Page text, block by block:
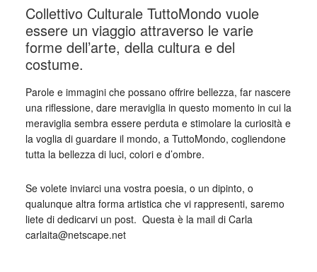
Collettivo Culturale TuttoMondo vuole
essere un viaggio attraverso le varie
forme dell’arte, della cultura e del
costume.
Parole e immagini che possano offrire bellezza, far nascere
una riflessione, dare meraviglia in questo momento in cui la
meraviglia sembra essere perduta e stimolare la curiosità e
la voglia di guardare il mondo, a TuttoMondo, cogliendone
tutta la bellezza di luci, colori e d’ombre.
Se volete inviarci una vostra poesia, o un dipinto, o
qualunque altra forma artistica che vi rappresenti, saremo
liete di dedicarvi un post. Questa è la mail di Carla
carlaita@netscape.net